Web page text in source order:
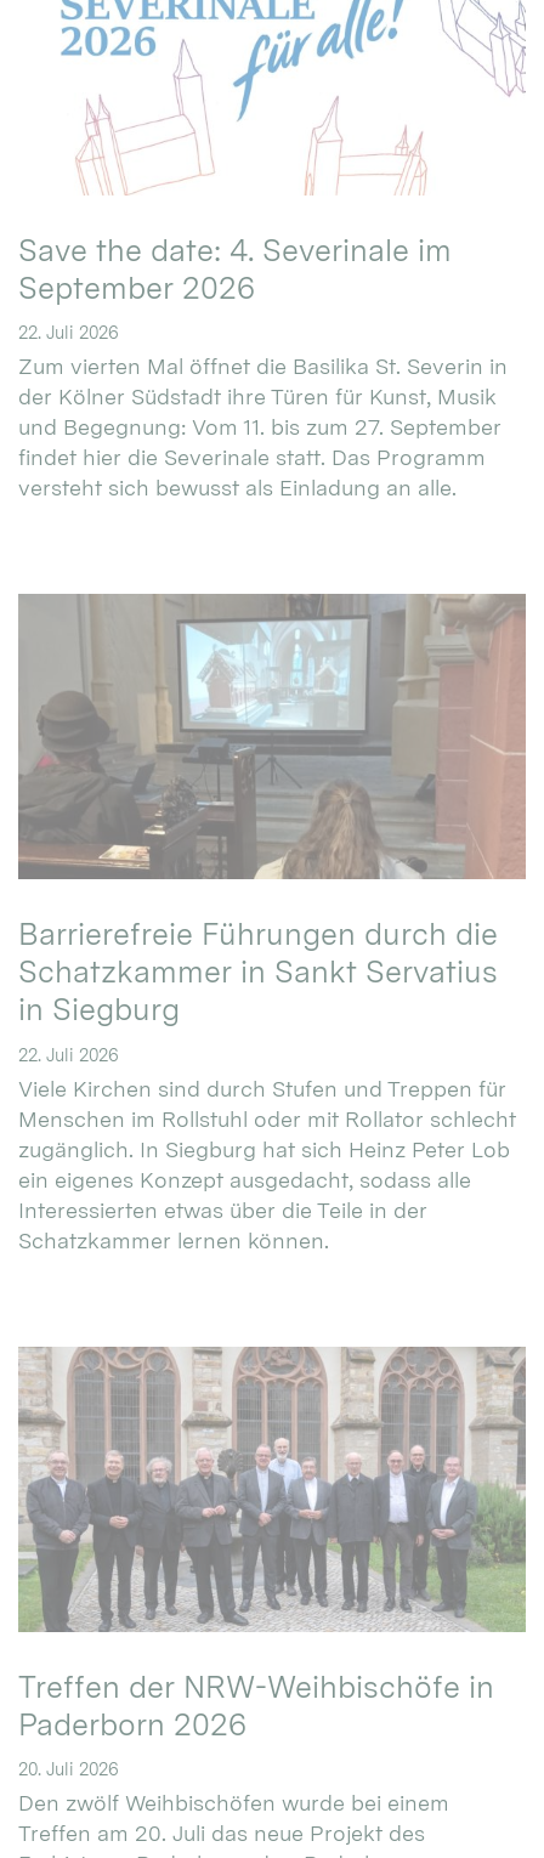
Save the date: 4. Severinale im
September 2026
22. Juli 2026
Zum vierten Mal öffnet die Basilika St. Severin in
der Kölner Südstadt ihre Türen für Kunst, Musik
und Begegnung: Vom 11. bis zum 27. September
findet hier die Severinale statt. Das Programm
versteht sich bewusst als Einladung an alle.
Barrierefreie Führungen durch die
Schatzkammer in Sankt Servatius
in Siegburg
22. Juli 2026
Viele Kirchen sind durch Stufen und Treppen für
Menschen im Rollstuhl oder mit Rollator schlecht
zugänglich. In Siegburg hat sich Heinz Peter Lob
ein eigenes Konzept ausgedacht, sodass alle
Interessierten etwas über die Teile in der
Schatzkammer lernen können.
Treffen der NRW-Weihbischöfe in
Paderborn 2026
20. Juli 2026
Den zwölf Weihbischöfen wurde bei einem
Treffen am 20. Juli das neue Projekt des